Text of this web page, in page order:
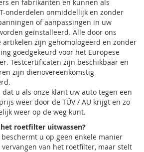
en fabrikanten en kunnen als
onderdelen onmiddellijk en zonder
of aanpassingen in uw
geïnstalleerd. Alle door ons
artikelen zijn gehomologeerd en zonder
goedgekeurd voor het Europese
Testcertificaten zijn beschikbaar en
zijn dienovereenkomstig
u als onze klant uw auto tegen een
weer door de TÜV / AU krijgt en zo
weer op de weg kunt.
het roetfilter uitwassen?
u op geen enkele manier
van het roetfilter, maar stelt